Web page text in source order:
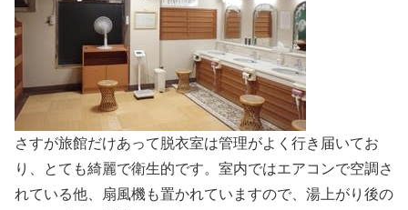
さすが旅館だけあって脱衣室は管理がよく行き届いてお
り、とても綺麗で衛生的です。室内ではエアコンで空調さ
れている他、扇風機も置かれていますので、湯上がり後の